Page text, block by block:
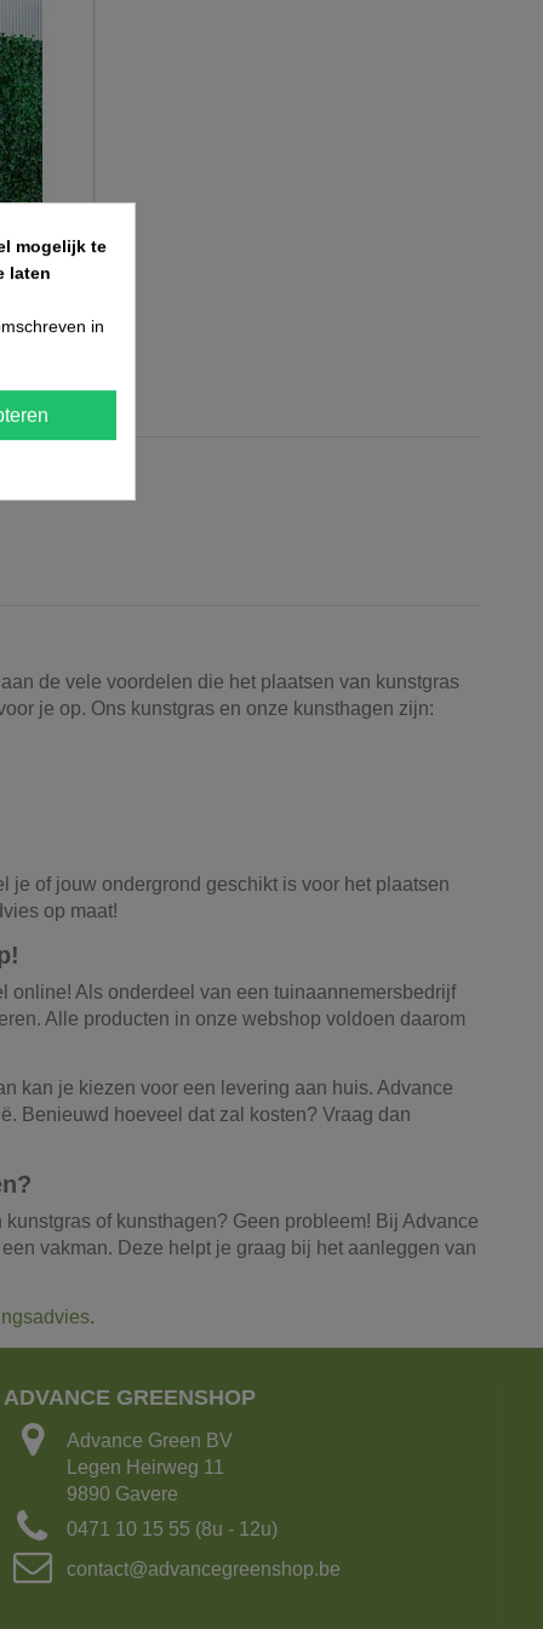
de vele voordelen die het plaatsen van kunstgras
je op. Ons kunstgras en onze kunsthagen zijn:
je of jouw ondergrond geschikt is voor het plaatsen
op maat!
online! Als onderdeel van een tuinaannemersbedrijf
Alle producten in onze webshop voldoen daarom
kan je kiezen voor een levering aan huis. Advance
Benieuwd hoeveel dat zal kosten? Vraag dan
of kunsthagen? Geen probleem! Bij Advance
vakman. Deze helpt je graag bij het aanleggen van
.
ADVANCE GREENSHOP
Advance Green BV
Legen Heirweg 11
9890 Gavere
0471 10 15 55 (8u - 12u)
contact@advancegreenshop.be
mogelijk te
laten
in